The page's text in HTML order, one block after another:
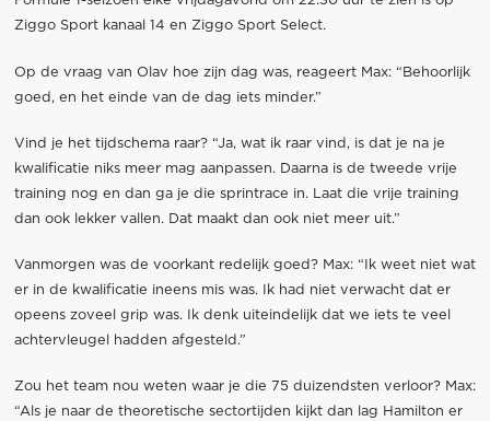
Ziggo Sport kanaal 14 en Ziggo Sport Select.
Op de vraag van Olav hoe zijn dag was, reageert Max: “Behoorlijk
goed, en het einde van de dag iets minder.”
Vind je het tijdschema raar? “Ja, wat ik raar vind, is dat je na je
kwalificatie niks meer mag aanpassen. Daarna is de tweede vrije
training nog en dan ga je die sprintrace in. Laat die vrije training
dan ook lekker vallen. Dat maakt dan ook niet meer uit.”
Vanmorgen was de voorkant redelijk goed? Max: “Ik weet niet wat
er in de kwalificatie ineens mis was. Ik had niet verwacht dat er
opeens zoveel grip was. Ik denk uiteindelijk dat we iets te veel
achtervleugel hadden afgesteld.”
Zou het team nou weten waar je die 75 duizendsten verloor? Max:
“Als je naar de theoretische sectortijden kijkt dan lag Hamilton er